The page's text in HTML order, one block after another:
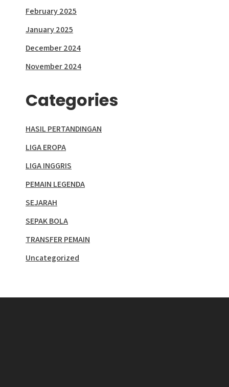
February 2025
January 2025
December 2024
November 2024
Categories
HASIL PERTANDINGAN
LIGA EROPA
LIGA INGGRIS
PEMAIN LEGENDA
SEJARAH
SEPAK BOLA
TRANSFER PEMAIN
Uncategorized